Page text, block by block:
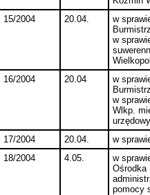
15/2004
20.04.
w
w
16/2004
20.04
w
w
Wlkp.
17/2004
20.04.
w
18/2004
4.05.
w
Ośrodka
pomocy